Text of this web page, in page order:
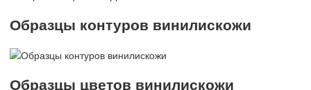
Образцы контуров винилискожи
Образцы цветов винилискожи